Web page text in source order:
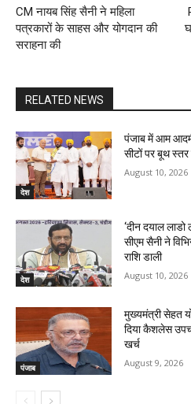
CM नायब सिंह सैनी ने महिला
पत्रकारों के साहस और योगदान की
सराहना की
RELATED NEWS
देश
पंजाब में आम
सीटों पर बूथ
August 10, 2026
देश
‘दीन दयाल लाडो
सीएम सैनी ने
राशि डाली
August 10, 2026
पंजाब
मुख्यमंत्री सेहत
दिया कैशलेस
खर्च
August 9, 2026